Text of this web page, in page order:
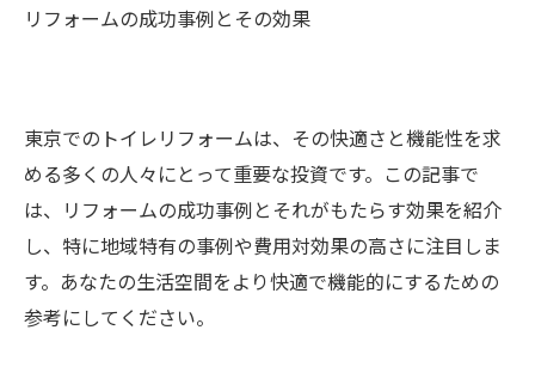
リフォームの成功事例とその効果
東京でのトイレリフォームは、その快適さと機能性を求
める多くの人々にとって重要な投資です。この記事で
は、リフォームの成功事例とそれがもたらす効果を紹介
し、特に地域特有の事例や費用対効果の高さに注目しま
す。あなたの生活空間をより快適で機能的にするための
参考にしてください。